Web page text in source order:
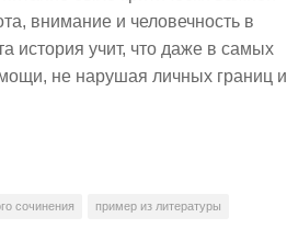
внимание и человечность в
история учит, что даже в самых
не нарушая личных границ и
сочинения пример из литературы